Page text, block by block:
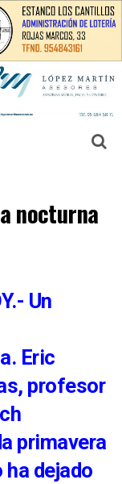
nocturna
Un
Eric
profesor
primavera
ha dejado